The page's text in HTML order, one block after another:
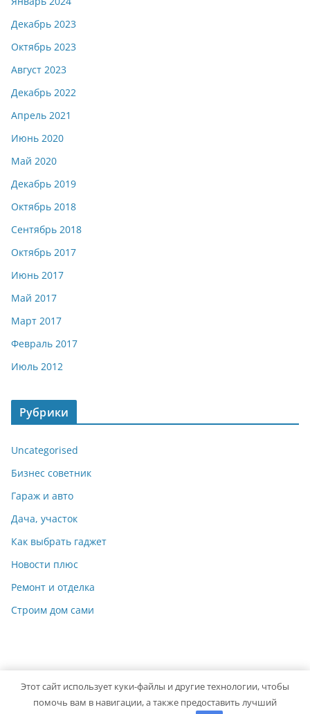
Декабрь 2023
Октябрь 2023
Август 2023
Декабрь 2022
Апрель 2021
Июнь 2020
Май 2020
Декабрь 2019
Октябрь 2018
Сентябрь 2018
Октябрь 2017
Июнь 2017
Май 2017
Март 2017
Февраль 2017
Июль 2012
Рубрики
Uncategorised
Бизнес советник
Гараж и авто
Дача, участок
Как выбрать гаджет
Новости плюс
Ремонт и отделка
Строим дом сами
Copyright © 2026 Мастер на Все Руки. Powered byColorMag
Этот сайт использует куки-файлы и другие технологии, чтобы
помочь вам в навигации, а также предоставить лучший